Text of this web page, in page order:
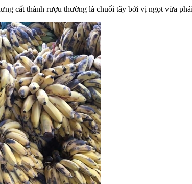
cất thành rượu thường là chuối tây bởi vị ngọt vừa